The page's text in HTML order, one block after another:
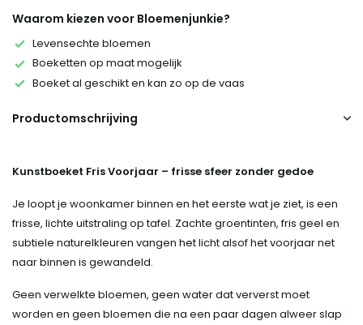
Waarom kiezen voor Bloemenjunkie?
Levensechte bloemen
Boeketten op maat mogelijk
Boeket al geschikt en kan zo op de vaas
Productomschrijving
Kunstboeket Fris Voorjaar – frisse sfeer zonder gedoe
Je loopt je woonkamer binnen en het eerste wat je ziet, is een
frisse, lichte uitstraling op tafel. Zachte groentinten, fris geel en
subtiele naturelkleuren vangen het licht alsof het voorjaar net
naar binnen is gewandeld.
Geen verwelkte bloemen, geen water dat ververst moet
worden en geen bloemen die na een paar dagen alweer slap